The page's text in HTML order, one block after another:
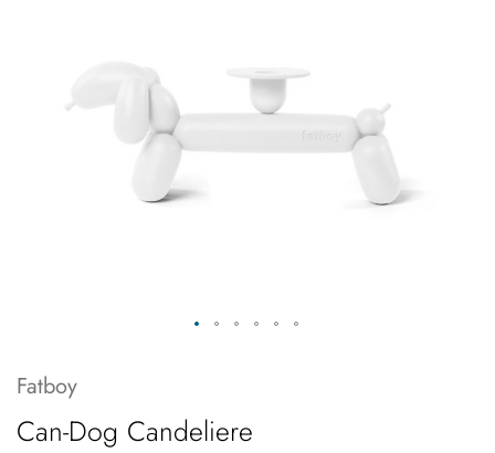
Fatboy
Can-Dog Candeliere